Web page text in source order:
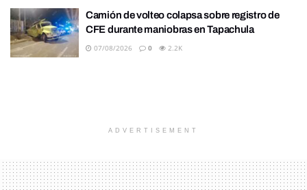
Camión de volteo colapsa sobre registro de
CFE durante maniobras en Tapachula
07/08/2026 0 2.2K
ADVERTISEMENT